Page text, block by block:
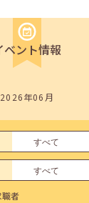
からのお知らせ
しました。
定報告フォーム復旧
らのお知らせ
しました。
からのお知らせ
）のメールキャリア
ベント情報
2026年06月
職者